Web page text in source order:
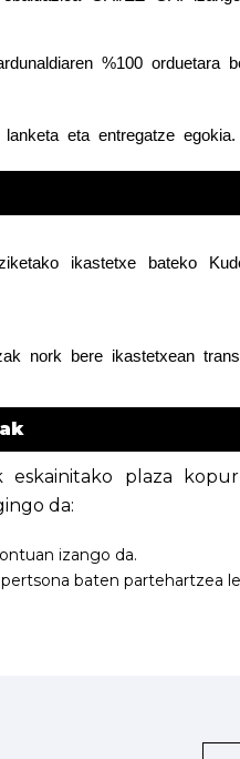
%100  orduetara
eta  entregatze  egokia.
ikastetxe  bateko
nork  bere  ikastetxean
eskainitako plaza
da:
izango da.
baten partehartzea